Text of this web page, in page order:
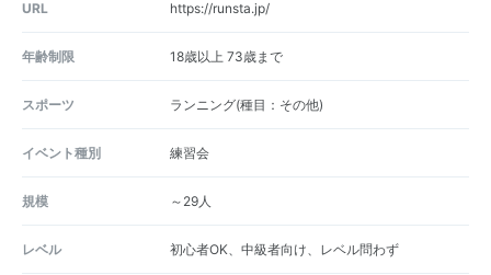
URL https://runsta.jp/
年齢制限 18歳以上 73歳まで
スポーツ ランニング(種目：その他)
イベント種別 練習会
規模 ～29人
レベル 初心者OK、中級者向け、レベル問わず